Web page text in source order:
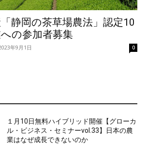
静岡の茶草場農法」認定10
の参加者募集
年9月1日 0
１月10日無料ハイブリッド開催【グローカ
ル・ビジネス・セミナーvol.33】日本の農
業はなぜ成長できないのか